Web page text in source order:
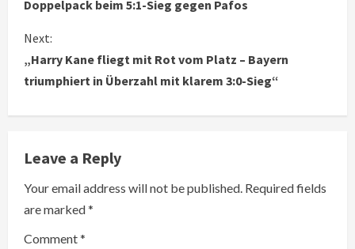
n
t
u
e
R
Doppelpack beim 5:1-Sieg gegen Pafos
Next:
„Harry Kane fliegt mit Rot vom Platz – Bayern
triumphiert in Überzahl mit klarem 3:0-Sieg“
Leave a Reply
Your email address will not be published. Required fields
are marked*
Comment*